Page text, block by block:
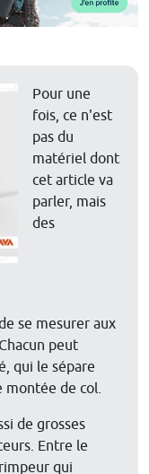
Pour une
fois, ce n'est
pas du
matériel dont
cet article va
parler, mais
des
se mesurer aux
peut
qui le sépare
montée de col.
de grosses
Entre le
qui